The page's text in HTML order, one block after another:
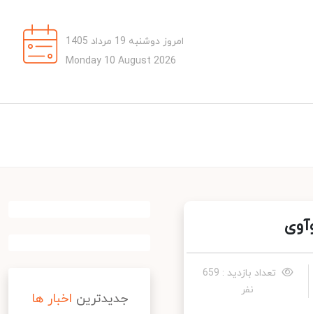
امروز دوشنبه 19 مرداد 1405
Monday 10 August 2026
تعداد بازدید : 659
نفر
جدیدترین اخبار ها